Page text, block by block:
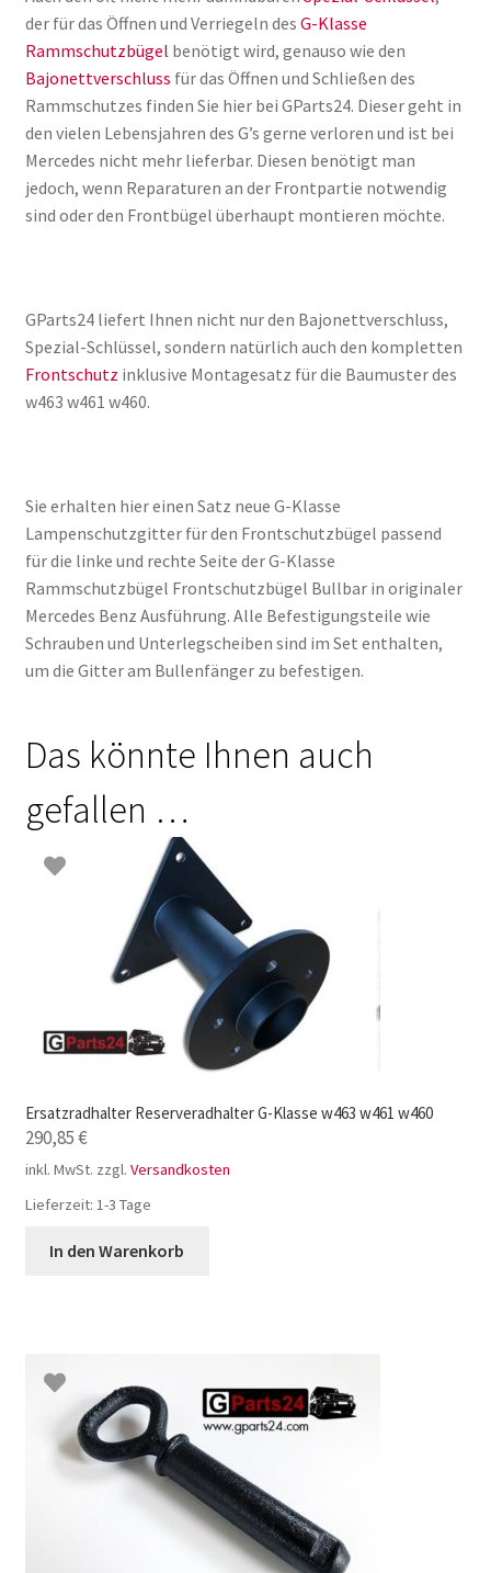
der für das Öffnen und Verriegeln des G-Klasse
Rammschutzbügel benötigt wird, genauso wie den
Bajonettverschluss für das Öffnen und Schließen des
Rammschutzes finden Sie hier bei GParts24. Dieser geht in
den vielen Lebensjahren des G’s gerne verloren und ist bei
Mercedes nicht mehr lieferbar. Diesen benötigt man
jedoch, wenn Reparaturen an der Frontpartie notwendig
sind oder den Frontbügel überhaupt montieren möchte.
GParts24 liefert Ihnen nicht nur den Bajonettverschluss,
Spezial-Schlüssel, sondern natürlich auch den kompletten
Frontschutz inklusive Montagesatz für die Baumuster des
w463 w461 w460.
Sie erhalten hier einen Satz neue G-Klasse
Lampenschutzgitter für den Frontschutzbügel passend
für die linke und rechte Seite der G-Klasse
Rammschutzbügel Frontschutzbügel Bullbar in originaler
Mercedes Benz Ausführung. Alle Befestigungsteile wie
Schrauben und Unterlegscheiben sind im Set enthalten,
um die Gitter am Bullenfänger zu befestigen.
Das könnte Ihnen auch
gefallen …
Ersatzradhalter Reserveradhalter G-Klasse w463 w461 w460
290,85€
inkl. MwSt. zzgl. Versandkosten
Lieferzeit: 1-3 Tage
In den Warenkorb